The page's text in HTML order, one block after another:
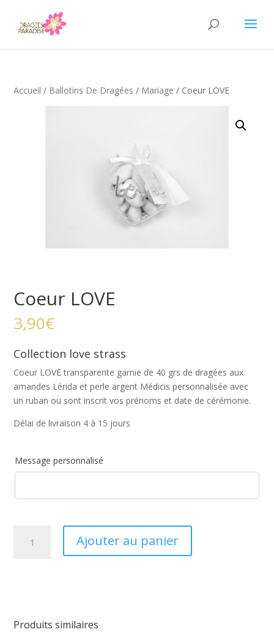
Accueil / Ballotins De Dragées / Mariage / Coeur LOVE
Coeur LOVE
3,90€
Collection love strass
Coeur LOVE transparente garnie de 40 grs de dragées aux
amandes Lérida et perle argent Médicis personnalisée avec
un ruban ou sont inscrit vos prénoms et date de cérémonie.
Délai de livraison 4 à 15 jours
Message personnalisé
Ajouter au panier
Produits similaires